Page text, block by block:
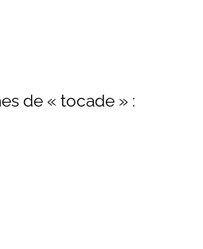
de « tocade » :